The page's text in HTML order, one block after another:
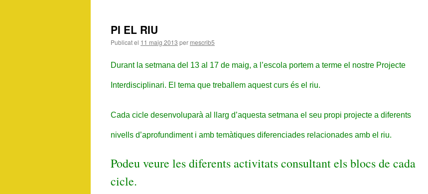
PI EL RIU
Publicat el 11 maig 2013 per mescrib5
Durant la setmana del 13 al 17 de maig, a l’escola portem a terme el nostre Projecte
Interdisciplinari. El tema que treballem aquest curs és el riu.
Cada cicle desenvoluparà al llarg d’aquesta setmana el seu propi projecte a diferents
nivells d’aprofundiment i amb temàtiques diferenciades relacionades amb el riu.
Podeu veure les diferents activitats consultant els blocs de cada
cicle.